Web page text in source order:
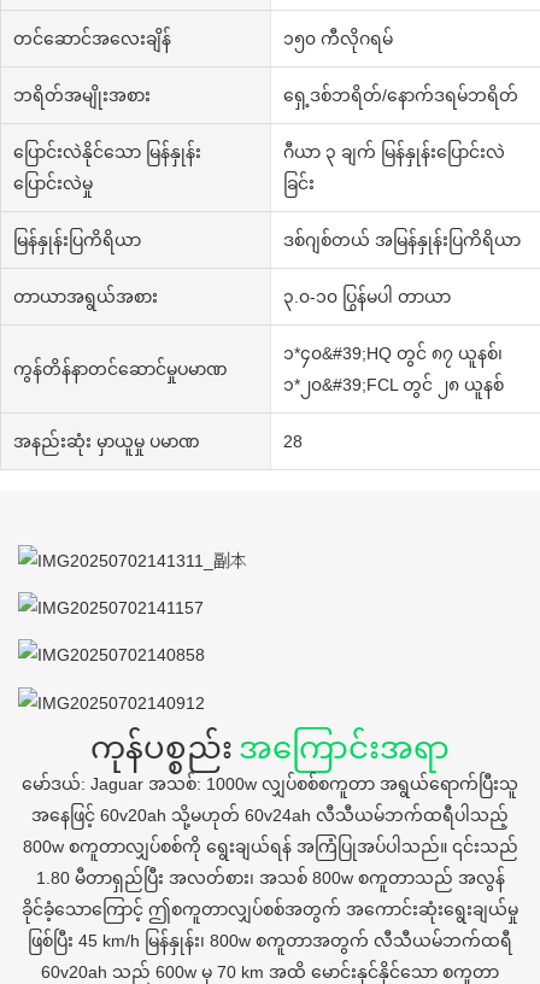
တင်ဆောင်အလေးချိန် ၁၅၀ ကီလိုဂရမ်
ဘရိတ်အမျိုးအစား ရှေ့ဒစ်ဘရိတ်/နောက်ဒရမ်ဘရိတ်
ပြောင်းလဲနိုင်သော မြန်နှုန်း
ပြောင်းလဲမှု
ဂီယာ ၃ ချက် မြန်နှုန်းပြောင်းလဲ
ခြင်း
မြန်နှုန်းပြကိရိယာ ဒစ်ဂျစ်တယ် အမြန်နှုန်းပြကိရိယာ
တာယာအရွယ်အစား ၃.၀-၁၀ ပြွန်မပါ တာယာ
ကွန်တိန်နာတင်ဆောင်မှုပမာဏ
၁*၄၀&#39;HQ တွင် ၈၇ ယူနစ်၊
၁*၂၀&#39;FCL တွင် ၂၈ ယူနစ်
အနည်းဆုံး မှာယူမှု ပမာဏ 28
ကုန်ပစ္စည်း အကြောင်းအရာ
မော်ဒယ်: Jaguar အသစ်: 1000w လျှပ်စစ်စကူတာ အရွယ်ရောက်ပြီးသူ
အနေဖြင့် 60v20ah သို့မဟုတ် 60v24ah လီသီယမ်ဘက်ထရီပါသည့်
800w စကူတာလျှပ်စစ်ကို ရွေးချယ်ရန် အကြံပြုအပ်ပါသည်။ ၎င်းသည်
1.80 မီတာရှည်ပြီး အလတ်စား၊ အသစ် 800w စကူတာသည် အလွန်
ခိုင်ခံ့သောကြောင့် ဤစကူတာလျှပ်စစ်အတွက် အကောင်းဆုံးရွေးချယ်မှု
ဖြစ်ပြီး 45 km/h မြန်နှုန်း၊ 800w စကူတာအတွက် လီသီယမ်ဘက်ထရီ
60v20ah သည် 600w မှ 70 km အထိ မောင်းနှင်နိုင်သော စကူတာ